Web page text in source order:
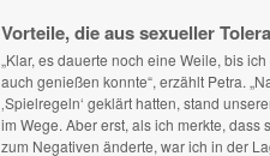
Vorteile, die aus sexueller
„Klar, es dauerte noch eine Weile, bis
auch genießen konnte“, erzählt Petra.
‚Spielregeln‘ geklärt hatten, stand
im Wege. Aber erst, als ich merkte,
zum Negativen änderte, war ich in der